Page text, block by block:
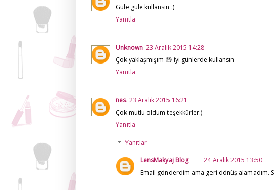
Güle güle kullansın :)
Yanıtla
Unknown 23 Aralık 2015 14:28
Çok yaklaşmışım 😄 iyi günlerde kullansın
Yanıtla
nes 23 Aralık 2015 16:21
Çok mutlu oldum teşekkürler:)
Yanıtla
Yanıtlar
LensMakyaj Blog
24 Aralık 2015 13:50
Email gönderdim ama geri dönüş alamadım.